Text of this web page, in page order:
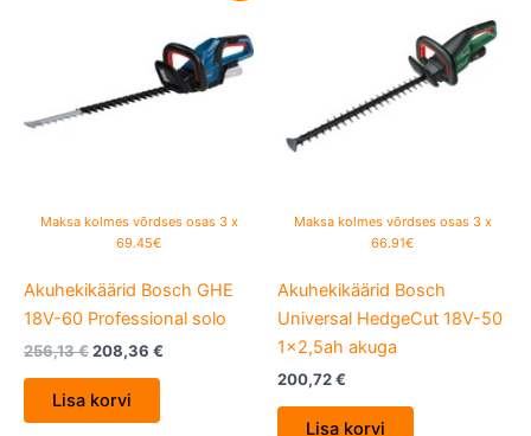
Maksa kolmes võrdses osas 3 x
69.45€
Akuhekikäärid Bosch GHE
18V-60 Professional solo
256,13€208,36 €
208,36 €.
Lisa korvi
Maksa kolmes võrdses osas 3 x
66.91€
Akuhekikäärid Bosch
Universal HedgeCut 18V-50
1×2,5ah akuga
200,72€
Lisa korvi